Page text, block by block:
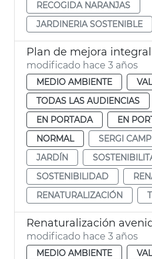
RECOGIDA NARANJAS
JARDINERIA SOSTENIBLE
Plan de mejora
modificado hace 3 años
MEDIO AMBIENTE
TODAS LAS AUDIENCIAS
EN PORTADA
EN
NORMAL
SERGI
JARDÍN
SOSTENIBILIDAD
RENATURALIZACIÓN
modificado hace 3 años
MEDIO AMBIENTE